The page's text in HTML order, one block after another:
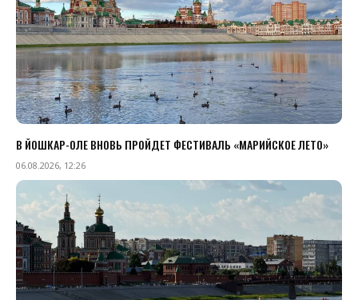
В ЙОШКАР-ОЛЕ ВНОВЬ ПРОЙДЕТ ФЕСТИВАЛЬ «МАРИЙСКОЕ ЛЕТО»
06.08.2026, 12:26